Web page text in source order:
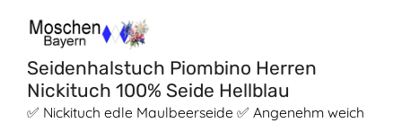
Seidenhalstuch Piombino Herren
Nickituch 100% Seide Hellblau
✅ Nickituch edle Maulbeerseide ✅ Angenehm weich